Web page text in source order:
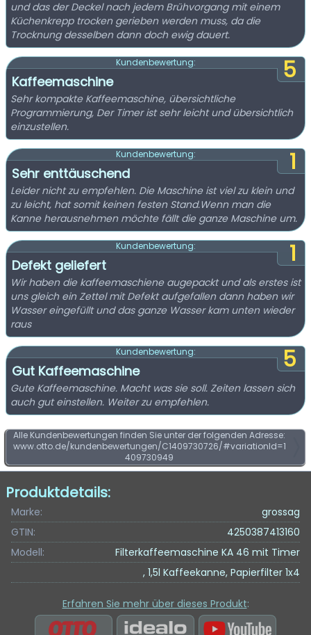
und das der Deckel nach jedem Brühvorgang mit einem
Küchenkrepp trocken gerieben werden muss, da die
Trocknung desselben dann doch ewig dauert.
5
Kundenbewertung:
Kaffeemaschine
Sehr kompakte Kaffeemaschine, übersichtliche
Programmierung, Der Timer ist sehr leicht und übersichtlich
einzustellen.
1
Kundenbewertung:
Sehr enttäuschend
Leider nicht zu empfehlen. Die Maschine ist viel zu klein und
zu leicht, hat somit keinen festen Stand.Wenn man die
Kanne herausnehmen möchte fällt die ganze Maschine um.
1
Kundenbewertung:
Defekt geliefert
Wir haben die kaffeemaschiene augepackt und als erstes ist
uns gleich ein Zettel mit Defekt aufgefallen dann haben wir
Wasser eingefüllt und das ganze Wasser kam unten wieder
raus
5
Kundenbewertung:
Gut Kaffeemaschine
Gute Kaffeemaschine. Macht was sie soll. Zeiten lassen sich
auch gut einstellen. Weiter zu empfehlen.
Alle Kundenbewertungen finden Sie unter der folgenden Adresse:
www.otto.de/kundenbewertungen/C1409730726/#variationId=1
409730949
Produktdetails:
Marke:
grossag
GTIN:
4250387413160
Modell:
Filterkaffeemaschine KA 46 mit Timer
, 1,5l Kaffeekanne, Papierfilter 1x4
Erfahren Sie mehr über dieses Produkt: